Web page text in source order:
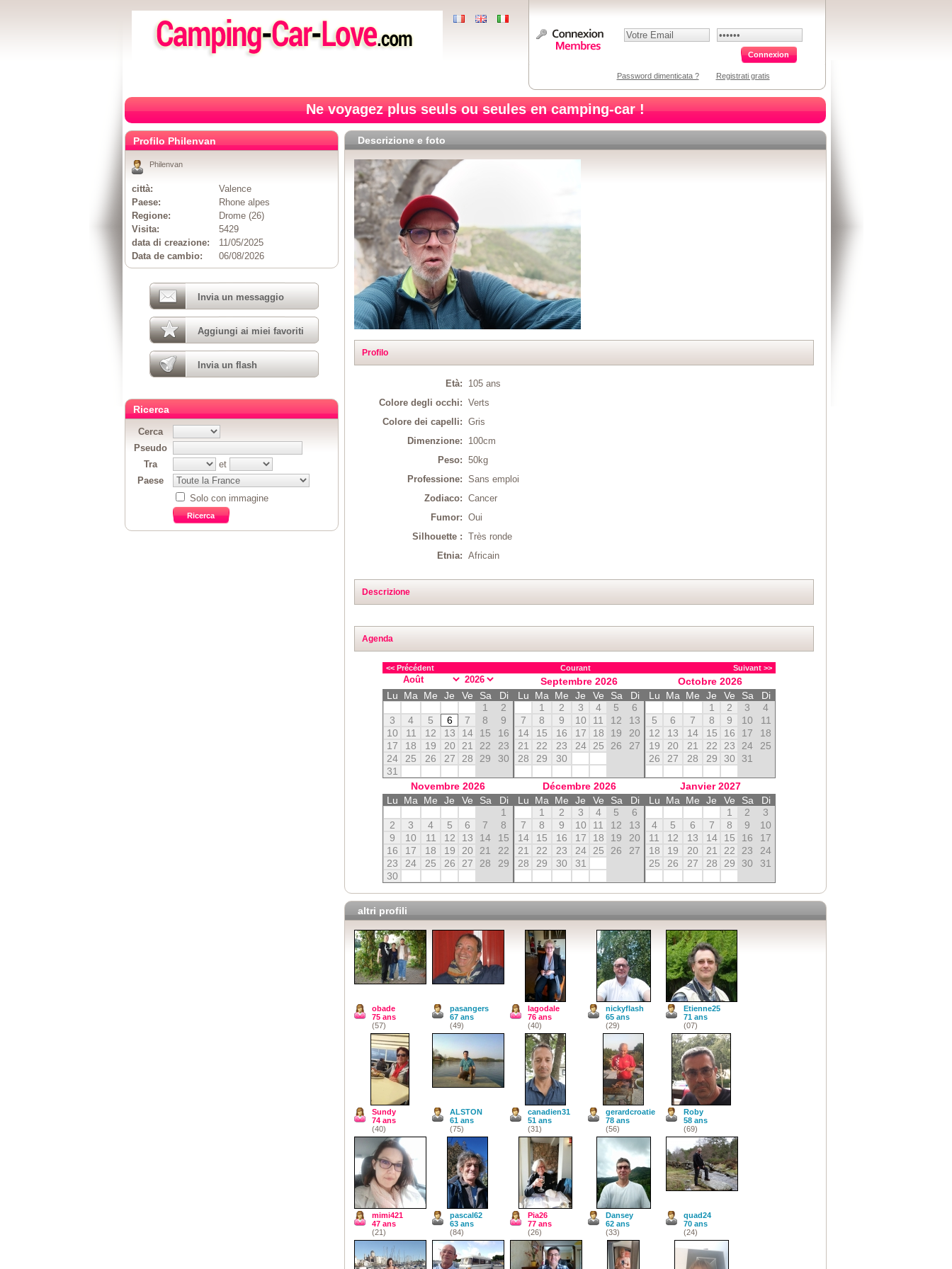
Password dimenticata ? Registrati gratis
Ne voyagez plus seuls ou seules en camping-car !
Descrizione e foto
Profilo
Età:
105 ans
Colore degli occhi:
Verts
Colore dei capelli:
Gris
Dimenzione:
100cm
Peso:
50kg
Professione:
Sans emploi
Zodiaco:
Cancer
Fumor:
Oui
Silhouette :
Très ronde
Etnia:
Africain
Descrizione
Agenda
<< Précédent Courant Suivant >>
Lu Ma Me Je Ve Sa
Di
1
2
3
4 5 6 7 8
9
10
11 12 13 14 15
16
17
18 19 20 21 22
23
24
25 26 27 28 29
30
31
Septembre 2026
Lu
Ma Me Je Ve Sa
Di
1
2 3 4 5
6
7
8 9 10 11 12
13
14
15 16 17 18 19
20
21
22 23 24 25 26
27
28
29 30
Octobre 2026
Lu
Ma Me Je Ve Sa
Di
1
2 3
4
5
6 7 8 9 10
11
12
13 14 15 16 17
18
19
20 21 22 23 24
25
26
27 28 29 30 31
Novembre 2026
Lu
Ma Me Je Ve Sa
Di
1
2
3 4 5 6 7
8
9
10 11 12 13 14
15
16
17 18 19 20 21
22
23
24 25 26 27 28
29
30
Décembre 2026
Lu
Ma Me Je Ve Sa
Di
1
2 3 4 5
6
7
8 9 10 11 12
13
14
15 16 17 18 19
20
21
22 23 24 25 26
27
28
29 30 31
Janvier 2027
Lu
Ma Me Je Ve Sa
Di
1
2
3
4
5 6 7 8 9
10
11
12 13 14 15 16
17
18
19 20 21 22 23
24
25
26 27 28 29 30 31
altri profili
obade
75 ans
(57)
pasangers
67 ans
(49)
lagodale
76 ans
(40)
nickyflash
65 ans
(29)
Etienne25
71 ans
(07)
Sundy
74 ans
(40)
ALSTON
61 ans
(75)
canadien31
51 ans
(31)
gerardcroatie
78 ans
(56)
Roby
58 ans
(69)
mimi421
47 ans
(21)
pascal62
63 ans
(84)
Pia26
77 ans
(26)
Dansey
62 ans
(33)
quad24
70 ans
(24)
Profilo Philenvan
Philenvan
città:
Valence
Paese:
Rhone alpes
Regione:
Drome (26)
Visita:
5429
data di creazione:
11/05/2025
Data de cambio:
06/08/2026
Invia un messaggio
Aggiungi ai miei favoriti
Invia un flash
Ricerca
Cerca
Pseudo
Tra
et
Paese
Solo con immagine